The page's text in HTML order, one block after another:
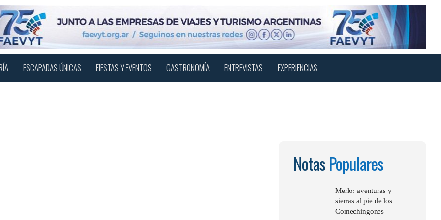
ESCAPADAS ÚNICAS FIESTAS Y EVENTOS GASTRONOMÍA ENTREVISTAS EXPERIENCIAS
NotasPopulares
Merlo: aventuras y
sierras al pie de los
Comechingones
Menu